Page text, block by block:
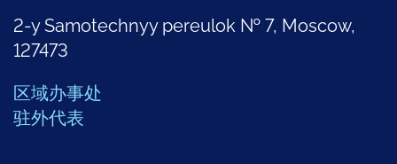
2-y Samotechnyy pereulok № 7, Moscow,
127473
区域办事处
驻外代表